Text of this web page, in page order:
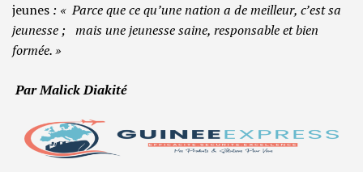
jeunes : « Parce que ce qu’une nation a de meilleur, c’est sa
jeunesse ; mais une jeunesse saine, responsable et bien
formée. »
Par Malick Diakité